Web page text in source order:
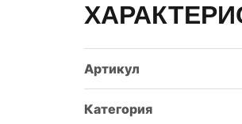
Артикул
Категория